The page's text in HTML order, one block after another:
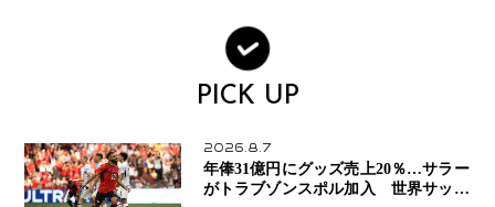
PICK UP
2026.8.7
年俸31億円にグッズ売上20％…サラー
がトラブゾンスポル加入 世界サッカ